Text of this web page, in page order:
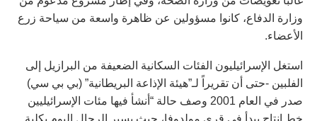
وزارة الدفاع، كانوا مسؤولين عن ظاهرة واسعة من سياحة زرع
الأعضاء.
استغل الإسرائيليون الفئات السكانية الضعيفة من البرازيل إلى
الفلبين -حتى أن تقريراً لـ”هيئة الإذاعة البريطانية” (بي بي سي)
صدر في العام 2001 وصف حالة “أنشأ فيها مئات الإسرائيليين
خط إنتاج يبدأ في قرى مولدوفا، حيث يسير الرجال اليوم بكلية